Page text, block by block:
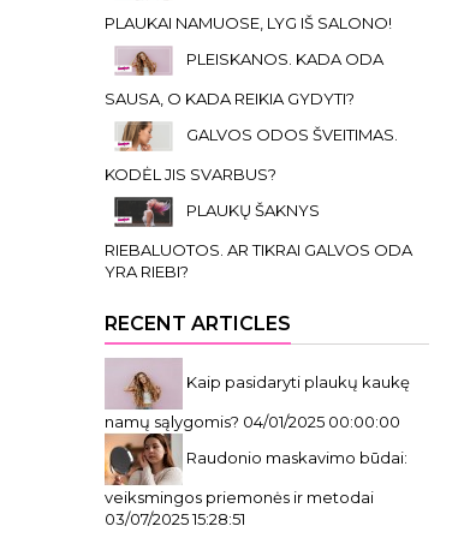
PLAUKAI NAMUOSE, LYG IŠ SALONO!
PLEISKANOS. KADA ODA
SAUSA, O KADA REIKIA GYDYTI?
GALVOS ODOS ŠVEITIMAS.
KODĖL JIS SVARBUS?
PLAUKŲ ŠAKNYS
RIEBALUOTOS. AR TIKRAI GALVOS ODA
YRA RIEBI?
RECENT ARTICLES
Kaip pasidaryti plaukų kaukę
namų sąlygomis? 04/01/2025 00:00:00
Raudonio maskavimo būdai:
veiksmingos priemonės ir metodai
03/07/2025 15:28:51